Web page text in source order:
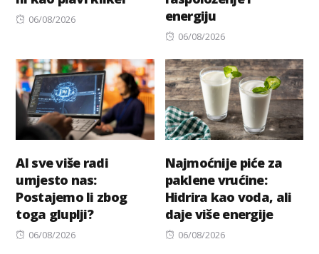
Posted
06/08/2026
energiju
Posted
06/08/2026
AI sve više radi
umjesto nas:
Postajemo li zbog
toga gluplji?
Posted
06/08/2026
Najmoćnije piće za
paklene vrućine:
Hidrira kao voda, ali
daje više energije
Posted
06/08/2026